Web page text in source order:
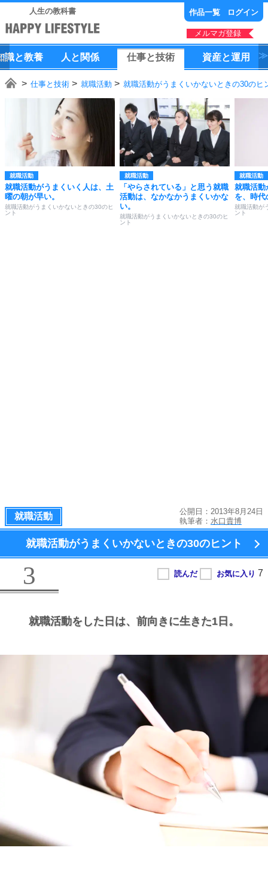
人生の教科書 作品一覧 ログイン
メルマガ登録
識と教養 人 と 関係 仕事と技術 資産と運用
仕事と技術 就職活動 就職活動がうまくいかないときの30のヒ
就職活動
就職活動がうまくいく人は、土
曜の朝が早い。
就職活動がうまくいかないときの30のヒ
ント
就職活動
「やらされている」と思う就職
活動は、なかなかうまくいかな
い。
就職活動がうまくいかないときの30のヒ
ント
就職活動
就職活動
を、時代
就職活動が
ント
就職活動
公開日：2013年8月24日
執筆者： 水口貴博
就職活動がうまくいかないときの30のヒント
3
就職活動をした日は、 前向きに生きた1日。